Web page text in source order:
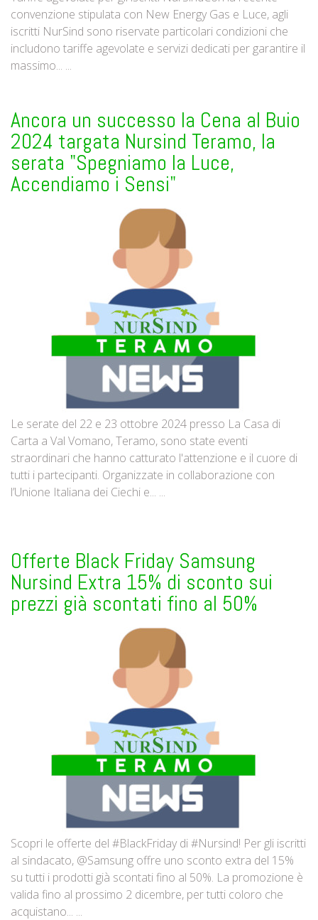
convenzione stipulata con New Energy Gas e Luce, agli
iscritti NurSind sono riservate particolari condizioni che
includono tariffe agevolate e servizi dedicati per garantire il
massimo... ...
Ancora un successo la Cena al Buio
2024 targata Nursind Teramo, la
serata "Spegniamo la Luce,
Accendiamo i Sensi"
Le serate del 22 e 23 ottobre 2024 presso La Casa di
Carta a Val Vomano, Teramo, sono state eventi
straordinari che hanno catturato l'attenzione e il cuore di
tutti i partecipanti. Organizzate in collaborazione con
l’Unione Italiana dei Ciechi e... ...
Offerte Black Friday Samsung
Nursind Extra 15% di sconto sui
prezzi già scontati fino al 50%
Scopri le offerte del #BlackFriday di #Nursind! Per gli iscritti
al sindacato, @Samsung offre uno sconto extra del 15%
su tutti i prodotti già scontati fino al 50%. La promozione è
valida fino al prossimo 2 dicembre, per tutti coloro che
acquistano... ...